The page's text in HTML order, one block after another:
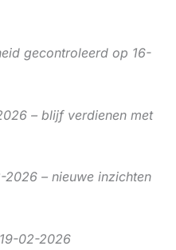
gecontroleerd op 16-
– blijf verdienen met
– nieuwe inzichten
02-2026